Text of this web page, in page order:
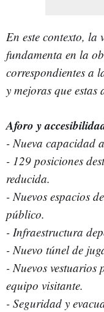
En este contexto, la
fundamenta en la
correspondientes a
y mejoras que estas
Aforo y
- Nueva capacidad
- 129 posiciones
reducida.
- Nuevos espacios
público.
- Infraestructura
- Nuevo túnel de
- Nuevos
equipo visitante.
- Seguridad y